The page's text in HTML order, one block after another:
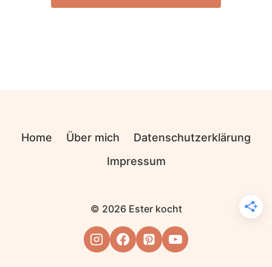
Home Über mich
Datenschutzerklärung
Impressum
© 2026 Ester kocht